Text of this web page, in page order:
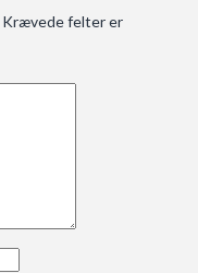
Krævede felter er